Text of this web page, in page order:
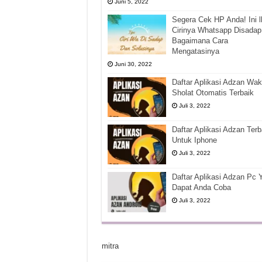
Juni 5, 2022
Segera Cek HP Anda! Ini
Cirinya Whatsapp
Bagaimana Cara
Mengatasinya
Juni 30, 2022
Daftar Aplikasi Adzan
Sholat Otomatis Terbaik
Juli 3, 2022
Daftar Aplikasi Adzan
Untuk Iphone
Juli 3, 2022
Daftar Aplikasi Adzan Pc
Dapat Anda Coba
Juli 3, 2022
mitra